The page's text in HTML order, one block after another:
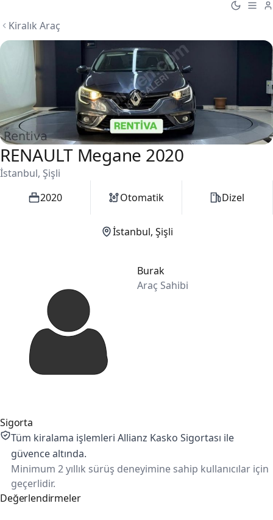
Kiralık Araç
1 / 5
RENAULT Megane 2020
İstanbul, Şişli
2020
Otomatik Dizel
İstanbul, Şişli
Burak
Araç Sahibi
Sigorta
Tüm kiralama işlemleri Allianz Kasko Sigortası ile
güvence altında.
Minimum 2 yıllık sürüş deneyimine sahip kullanıcılar için
geçerlidir.
Değerlendirmeler